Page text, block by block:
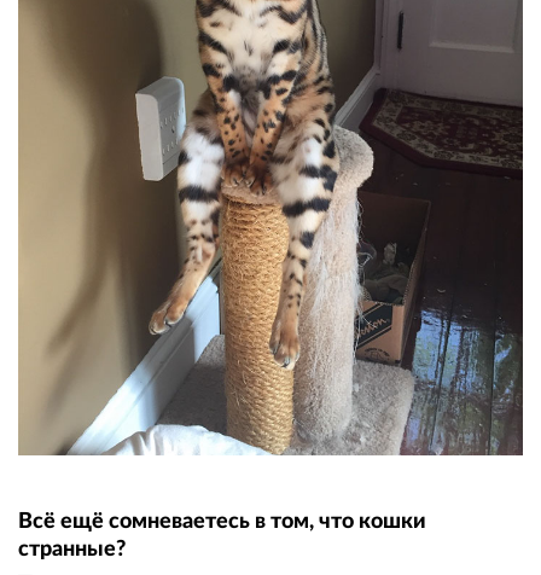
Всё ещё сомневаетесь в том, что кошки
странные?